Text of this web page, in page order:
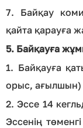
7. Байқау
қайта қарауға
5. Байқауға
1. Байқауға
орыс, ағылшын)
2. Эссе 14
Эссенің